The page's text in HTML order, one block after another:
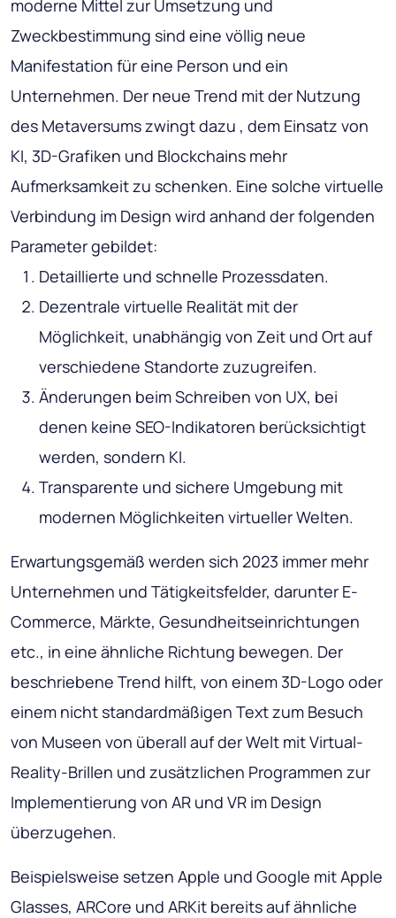
moderne Mittel zur Umsetzung und
Zweckbestimmung sind eine völlig neue
Manifestation für eine Person und ein
Unternehmen. Der neue Trend mit der Nutzung
des Metaversums zwingt dazu , dem Einsatz von
KI, 3D-Grafiken und Blockchains mehr
Aufmerksamkeit zu schenken. Eine solche virtuelle
Verbindung im Design wird anhand der folgenden
Parameter gebildet:
Detaillierte und schnelle Prozessdaten.
Dezentrale virtuelle Realität mit der
Möglichkeit, unabhängig von Zeit und Ort auf
verschiedene Standorte zuzugreifen.
Änderungen beim Schreiben von UX, bei
denen keine SEO-Indikatoren berücksichtigt
werden, sondern KI.
Transparente und sichere Umgebung mit
modernen Möglichkeiten virtueller Welten.
Erwartungsgemäß werden sich 2023 immer mehr
Unternehmen und Tätigkeitsfelder, darunter E-
Commerce, Märkte, Gesundheitseinrichtungen
etc., in eine ähnliche Richtung bewegen. Der
beschriebene Trend hilft, von einem 3D-Logo oder
einem nicht standardmäßigen Text zum Besuch
von Museen von überall auf der Welt mit Virtual-
Reality-Brillen und zusätzlichen Programmen zur
Implementierung von AR und VR im Design
überzugehen.
Beispielsweise setzen Apple und Google mit Apple
Glasses, ARCore und ARKit bereits auf ähnliche